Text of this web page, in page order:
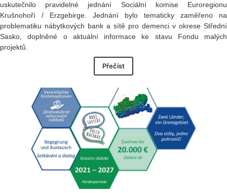
uskutečnilo pravidelné jednání Sociální komise Euroregionu
Krušnohoří / Erzgebirge. Jednání bylo tematicky zaměřeno na
problematiku nábytkových bank a sítě pro demenci v okrese Střední
Sasko, doplněné o aktuální informace ke stavu Fondu malých
projektů.
Přečíst